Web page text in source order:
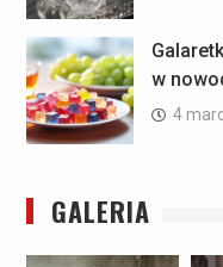
w
4
GALERIA